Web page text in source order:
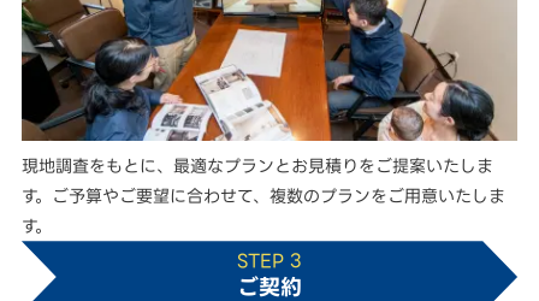
現地調査をもとに、最適なプランとお見積りをご提案いたしま
す。ご予算やご要望に合わせて、複数のプランをご用意いたしま
す。
STEP 3
ご契約